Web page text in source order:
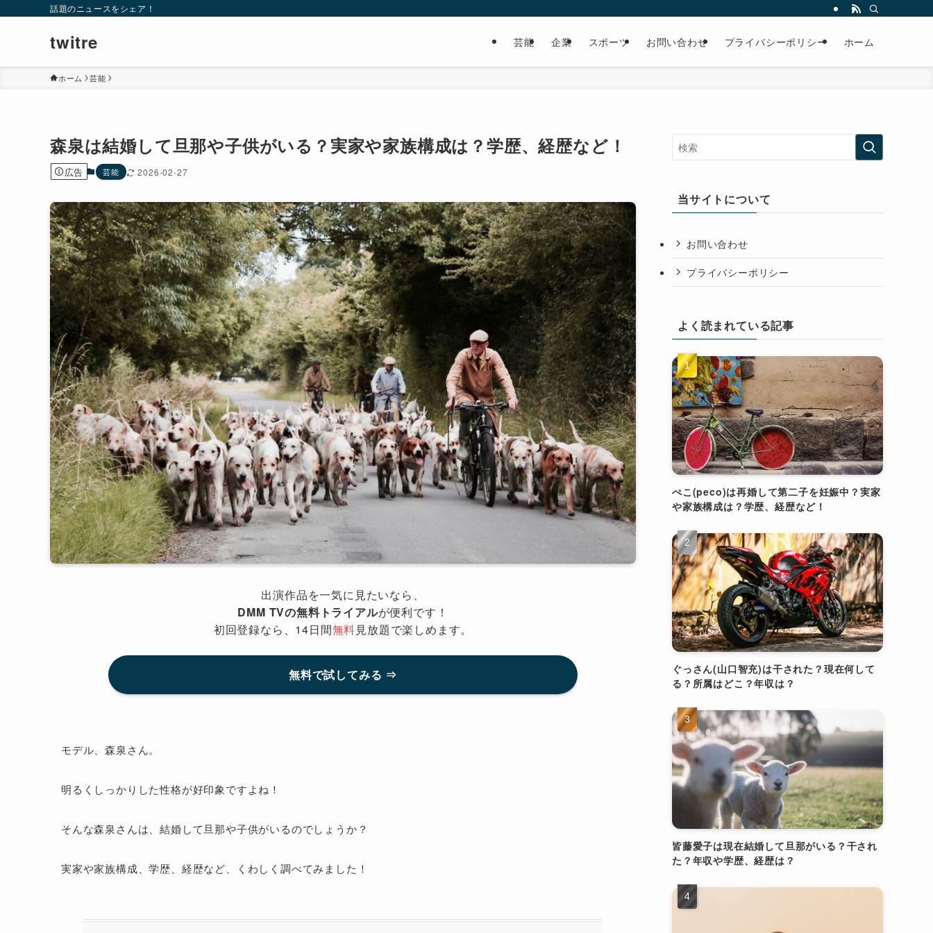
話題のニュースをシェア！
twitre 芸能 企業 スポーツ お問い合わせ プライバシーポリシー ホーム
ホーム 芸能
森泉は結婚して旦那や子供がいる？実家や家族構成は？学歴、経歴など！
広告 芸能 2026-02-27
出演作品を一気に見たいなら、
DMM TVの無料トライアルが便利です！
初回登録なら、14日間無料見放題で楽しめます。
無料で試してみる ⇒
モデル、森泉さん。
明るくしっかりした性格が好印象ですよね！
そんな森泉さんは、結婚して旦那や子供がいるのでしょうか？
実家や家族構成、学歴、経歴など、くわしく調べてみました！
当サイトについて
お問い合わせ
プライバシーポリシー
よく読まれている記事
ぺこ(peco)は再婚して第二子を妊娠中？実家
や家族構成は？学歴、経歴など！
ぐっさん(山口智充)は干された？現在何して
る？所属はどこ？年収は？
皆藤愛子は現在結婚して旦那がいる？干され
た？年収や学歴、経歴は？